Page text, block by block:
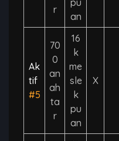
r
pu
an
Ak
tif
#5
70
0
an
ah
ta
r
16
k
me
sle
k
pu
an
X